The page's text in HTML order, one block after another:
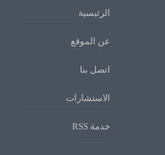
الرئيسية
عن الموقع
اتصل بنا
الاستشارات
خدمة RSS